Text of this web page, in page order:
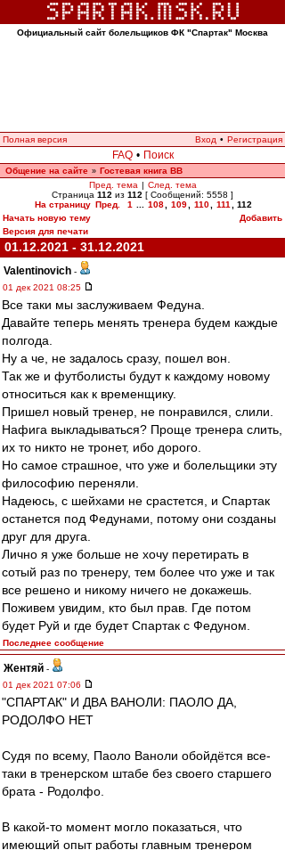
Официальный сайт болельщиков ФК "Спартак" Москва
Полная версия Вход • Регистрация
FAQ • Поиск
Общение на сайте » Гостевая книга ВВ
Пред. тема | След. тема
Страница 112 из 112 [ Сообщений: 5558 ]
На страницу Пред. 1 108 109 110 111
112
Начать новую тему
Добавить
Версия для печати
01.12.2021 - 31.12.2021
Valentinovich -
01 дек 2021 08:25
Все таки мы заслуживаем Федуна.
Давайте теперь менять тренера будем каждые
полгода.
Ну а че, не задалось сразу, пошел вон.
Так же и футболисты будут к каждому новому
относиться как к временщику.
Пришел новый тренер, не понравился, слили.
Нафига выкладываться? Проще тренера слить,
их то никто не тронет, ибо дорого.
Но самое страшное, что уже и болельщики эту
философию переняли.
Надеюсь, с шейхами не срастется, и Спартак
останется под Федунами, потому они созданы
друг для друга.
Лично я уже больше не хочу перетирать в
сотый раз по тренеру, тем более что уже и так
все решено и никому ничего не докажешь.
Поживем увидим, кто был прав. Где потом
будет Руй и где будет Спартак с Федуном.
Последнее сообщение
Жентяй -
01 дек 2021 07:06
"СПАРТАК" И ДВА ВАНОЛИ: ПАОЛО ДА,
РОДОЛФО НЕТ
Судя по всему, Паоло Ваноли обойдётся все-
таки в тренерском штабе без своего старшего
брата - Родолфо.
В какой-то момент могло показаться, что
имеющий опыт работы главным тренером